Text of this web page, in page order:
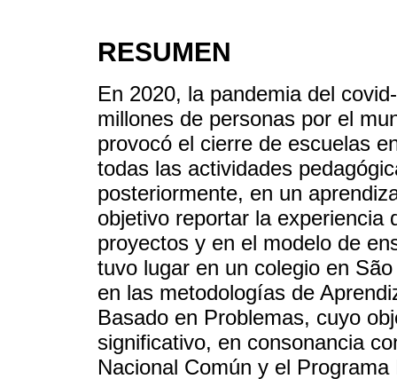
RESUMEN
En 2020, la pandemia del
millones de personas por el
provocó el cierre de escuelas
todas las actividades
posteriormente, en un
objetivo reportar la experiencia
proyectos y en el modelo de
tuvo lugar en un colegio en
en las metodologías de
Basado en Problemas, cuyo
significativo, en consonancia
Nacional Común y el